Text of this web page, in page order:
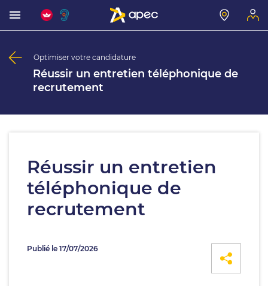
Optimiser votre candidature
Réussir un entretien téléphonique de
recrutement
Réussir un entretien
téléphonique de
recrutement
Publié le 17/07/2026